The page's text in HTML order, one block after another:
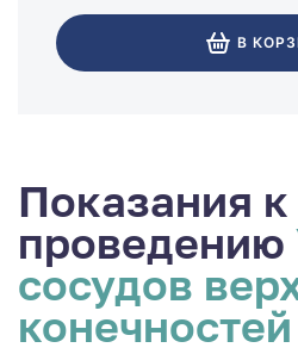
В
Показания к
проведению
сосудов
конечностей